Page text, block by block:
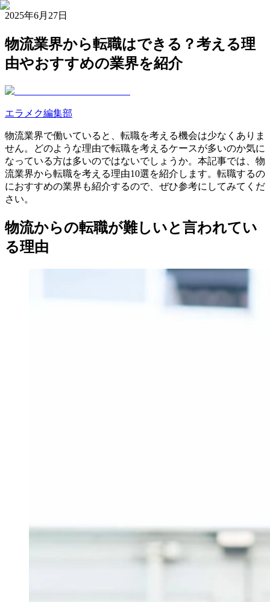
2025年6月27日
物流業界から転職はできる？考える理
由やおすすめの業界を紹介
エラメク編集部
物流業界で働いていると、転職を考える機会は少なくありま
せん。どのような理由で転職を考えるケースが多いのか気に
なっている方は多いのではないでしょうか。本記事では、物
流業界から転職を考える理由10選を紹介します。転職するの
におすすめの業界も紹介するので、ぜひ参考にしてみてくだ
さい。
物流からの転職が難しいと言われてい
る理由